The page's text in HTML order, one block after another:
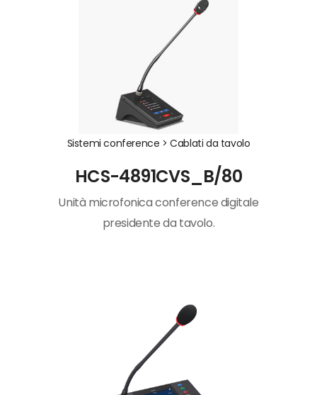
Sistemi conference >Cablati da tavolo
HCS-4891CVS_B/80
Unità microfonica conference digitale
presidente da tavolo.